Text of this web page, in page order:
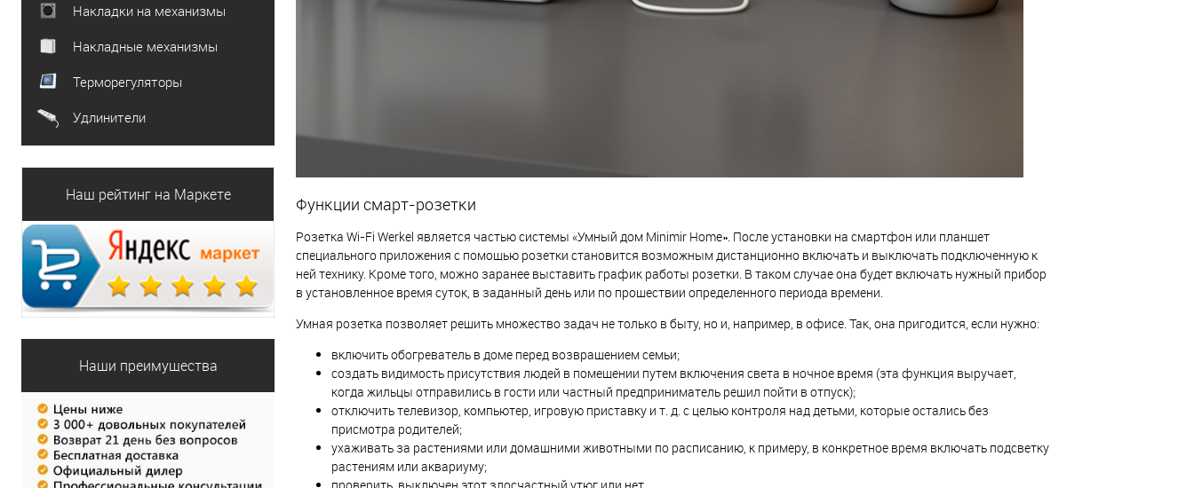
Накладки на механизмы
Накладные механизмы
Терморегуляторы
Удлинители
Наш рейтинг на Маркете
Наши преимущества
Функции смарт-розетки
Розетка Wi-Fi Werkel является частью системы «Умный дом Minimir Home». После установки на смартфон или планшет
специального приложения с помощью розетки становится возможным дистанционно включать и выключать подключенную к
ней технику. Кроме того, можно заранее выставить график работы розетки. В таком случае она будет включать нужный прибор
в установленное время суток, в заданный день или по прошествии определенного периода времени.
Умная розетка позволяет решить множество задач не только в быту, но и, например, в офисе. Так, она пригодится, если нужно:
включить обогреватель в доме перед возвращением семьи;
создать видимость присутствия людей в помещении путем включения света в ночное время (эта функция выручает,
когда жильцы отправились в гости или частный предприниматель решил пойти в отпуск);
отключить телевизор, компьютер, игровую приставку и т. д. с целью контроля над детьми, которые остались без
присмотра родителей;
ухаживать за растениями или домашними животными по расписанию, к примеру, в конкретное время включать подсветку
растениям или аквариуму;